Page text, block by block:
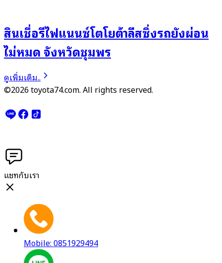
สินเชื่อรีไฟแนนซ์โตโยต้าลีสซิ่งรถยังผ่อน
ไม่หมด จังหวัดชุมพร
ดูเพิ่มเติม..
©2026 toyota74.com. All rights reserved.
แชทกับเรา
Mobile: 0851929494